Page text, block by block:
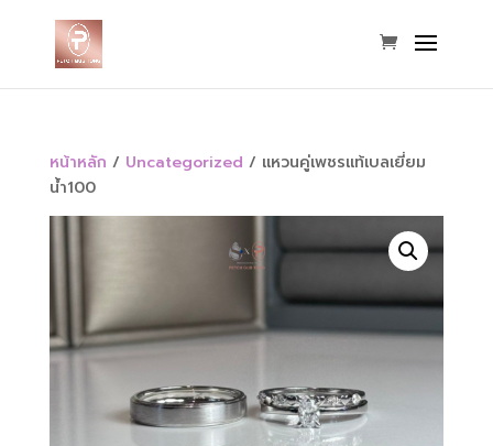
หน้าหลัก / Uncategorized / แหวนคู่เพชรแท้เบลเยี่ยม
น้ำ100